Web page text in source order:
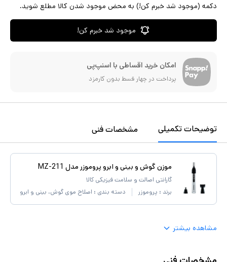
دکمه (موجود شد خبرم کن!) به محض موجود شدن کالا مطلع شوید.
موجود شد خبرم کن!
امکان خرید اقساطی با اسنپ‌پی
پرداخت در چهار قسط بدون کارمزد
توضیحات تکمیلی مشخصات فنی
موزن گوش و بینی و ابرو پروموزر مدل MZ-211
گارانتی اصالت و سلامت فیزیکی کالا
برند : پروموزر دسته بندی : اصلاح موی گوش، بینی و ابرو
مشاهده بیشتر